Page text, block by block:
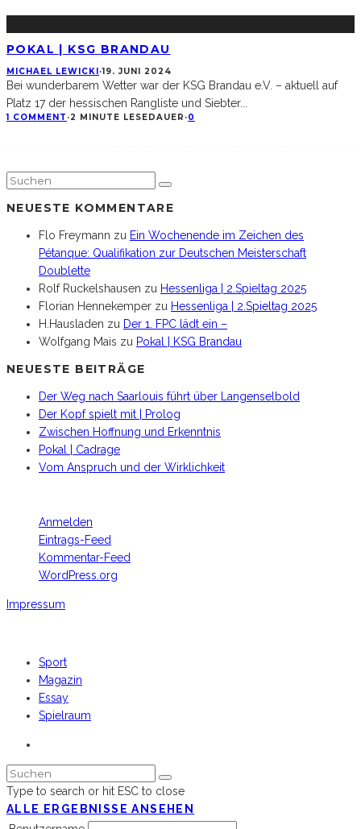
POKAL | KSG BRANDAU
MICHAEL LEWICKI·19. JUNI 2024
Bei wunderbarem Wetter war der KSG Brandau e.V. – aktuell auf
Platz 17 der hessischen Rangliste und Siebter...
1 COMMENT ·2 MINUTE LESEDAUER ·0
NEUESTE KOMMENTARE
Flo Freymann zu Ein Wochenende im Zeichen des
Pétanque: Qualifikation zur Deutschen Meisterschaft
Doublette
Rolf Ruckelshausen zu Hessenliga | 2.Spieltag 2025
Florian Hennekemper zu Hessenliga | 2.Spieltag 2025
H.Hausladen zu Der 1. FPC lädt ein –
Wolfgang Mais zu Pokal | KSG Brandau
NEUESTE BEITRÄGE
Der Weg nach Saarlouis führt über Langenselbold
Der Kopf spielt mit | Prolog
Zwischen Hoffnung und Erkenntnis
Pokal | Cadrage
Vom Anspruch und der Wirklichkeit
Anmelden
Eintrags-Feed
Kommentar-Feed
WordPress.org
Impressum
Sport
Magazin
Essay
Spielraum
Type to search or hit ESC to close
ALLE ERGEBNISSE ANSEHEN